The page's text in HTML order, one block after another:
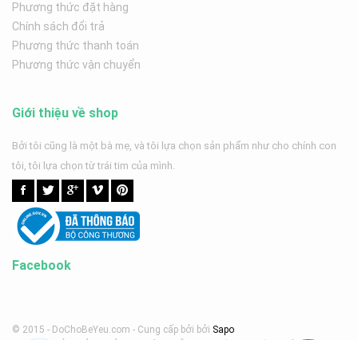
Phương thức đặt hàng
Chính sách đổi trả
Phương thức thanh toán
Phương thức vận chuyển
Giới thiệu về shop
Bởi tôi cũng là một bà mẹ, và tôi lựa chọn sản phẩm như cho chính con
tôi, tôi lựa chọn từ trái tim của mình.
Facebook
© 2015 - DoChoBeYeu.com - Cung cấp bởi bởi Sapo